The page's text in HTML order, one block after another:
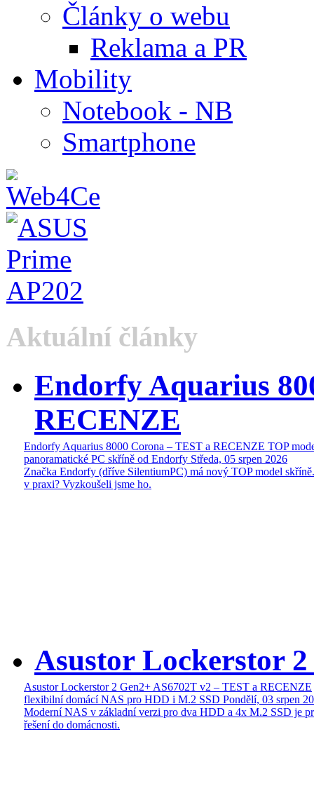
Články o webu
Reklama a PR
Mobility
Notebook - NB
Smartphone
Aktuální články
Endorfy Aquarius
RECENZE
Endorfy Aquarius 8000 Corona – TEST a RECENZE TOP
panoramatické PC skříně od Endorfy Středa, 05 srpen 2026
Značka Endorfy (dříve SilentiumPC) má nový TOP model
v praxi? Vyzkoušeli jsme ho.
Asustor Lockerstor
Asustor Lockerstor 2 Gen2+ AS6702T v2 – TEST a RECENZE
flexibilní domácí NAS pro HDD i M.2 SSD Pondělí, 03 srpen
Moderní NAS v základní verzi pro dva HDD a 4x M.2 SSD je
řešení do domácnosti.